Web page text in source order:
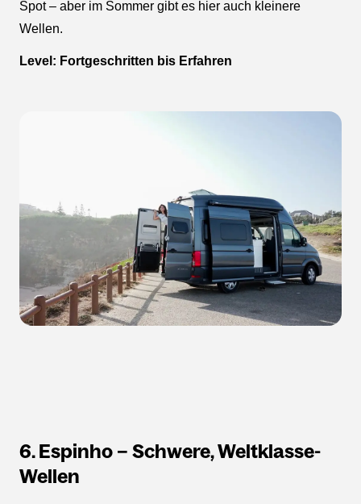
Spot – aber im Sommer gibt es hier auch kleinere
Wellen.
Level: Fortgeschritten bis Erfahren
6. Espinho – Schwere, Weltklasse-
Wellen